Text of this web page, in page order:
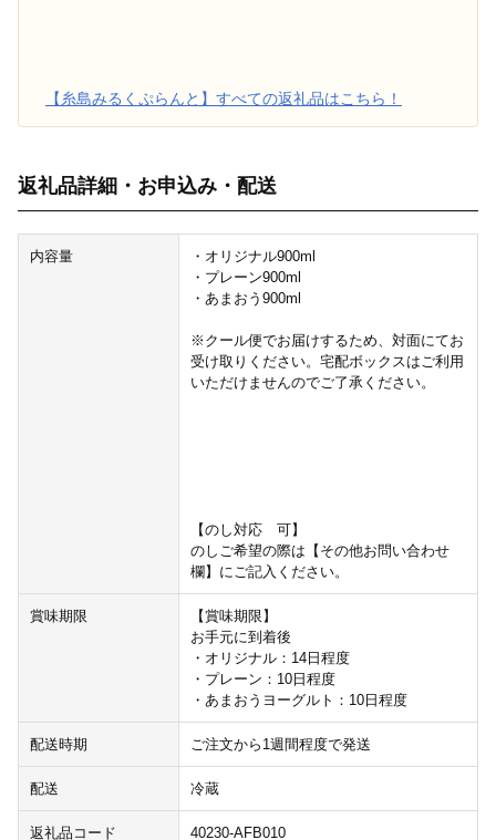
【糸島みるくぷらんと】すべての返礼品はこちら！
返礼品詳細・お申込み・配送
内容量
・オリジナル900ml
・プレーン900ml
・あまおう900ml
※クール便でお届けするため、対面にてお
受け取りください。宅配ボックスはご利用
いただけませんのでご了承ください。
【のし対応 可】
のしご希望の際は【その他お問い合わせ
欄】にご記入ください。
賞味期限
【賞味期限】
お手元に到着後
・オリジナル：14日程度
・プレーン：10日程度
・あまおうヨーグルト：10日程度
配送時期 ご注文から1週間程度で発送
配送 冷蔵
返礼品コード 40230-AFB010